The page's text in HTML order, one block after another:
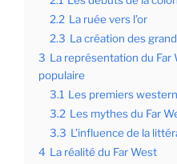
2.2 La ruée vers l’or
2.3 La création des
3 La représentation du Far
populaire
3.1 Les premiers
3.2 Les mythes du Far
3.3 L’influence de la
4 La réalité du Far West